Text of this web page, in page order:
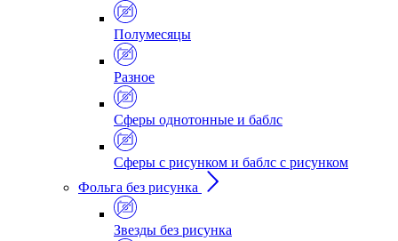
Полумесяцы
Разное
Сферы однотонные и баблс
Сферы с рисунком и баблс с рисунком
Фольга без рисунка
Звезды без рисунка